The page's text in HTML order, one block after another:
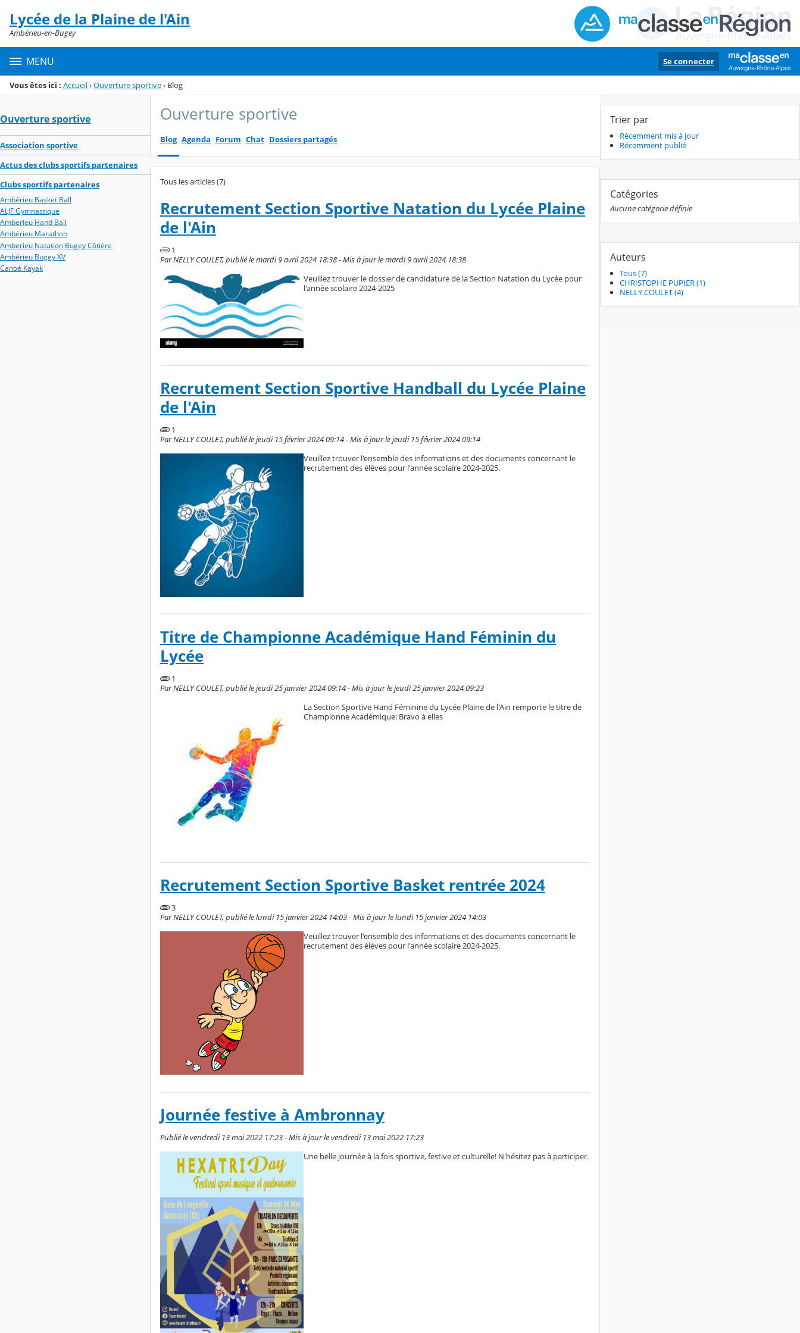
Menu de la rubrique
Contenu
Lycée de la Plaine de l'Ain
Ambérieu-en-Bugey
MENU Se connecter
Vous êtes ici : Accueil›Ouverture sportive› Blog
Ouverture sportive
Association sportive
Actus des clubs sportifs partenaires
Clubs sportifs partenaires
Ambérieu Basket Ball
ALJF Gymnastique
Amberieu Hand Ball
Ambérieu Marathon
Amberieu Natation Bugey Côtière
Ambérieu Bugey XV
Canoé Kayak
Ouverture sportive
Blog Agenda Forum Chat Dossiers partagés
Tous les articles (7)
Recrutement Section Sportive Natation du Lycée Plaine
de l'Ain
1
Par NELLY COULET, publié le mardi 9 avril 2024 18:38 - Mis à jour le mardi 9 avril 2024 18:38
Veuillez trouver le dossier de candidature de la Section Natation du Lycée pour
l'année scolaire 2024-2025
Recrutement Section Sportive Handball du Lycée Plaine
de l'Ain
1
Par NELLY COULET, publié le jeudi 15 février 2024 09:14 - Mis à jour le jeudi 15 février 2024 09:14
Veuillez trouver l'ensemble des informations et des documents concernant le
recrutement des élèves pour l'année scolaire 2024-2025.
Titre de Championne Académique Hand Féminin du
Lycée
1
Par NELLY COULET, publié le jeudi 25 janvier 2024 09:14 - Mis à jour le jeudi 25 janvier 2024 09:23
La Section Sportive Hand Féminine du Lycée Plaine de l'Ain remporte le titre de
Championne Académique: Bravo à elles
Recrutement Section Sportive Basket rentrée 2024
3
Par NELLY COULET, publié le lundi 15 janvier 2024 14:03 - Mis à jour le lundi 15 janvier 2024 14:03
Veuillez trouver l'ensemble des informations et des documents concernant le
recrutement des élèves pour l'année scolaire 2024-2025.
Journée festive à Ambronnay
Publié le vendredi 13 mai 2022 17:23 - Mis à jour le vendredi 13 mai 2022 17:23
Une belle journée à la fois sportive, festive et culturelle! N'hésitez pas à participer.
Trier par
Récemment mis à jour
Récemment publié
Catégories
Aucune catégorie définie
Auteurs
Tous (7)
CHRISTOPHE PUPIER (1)
NELLY COULET (4)